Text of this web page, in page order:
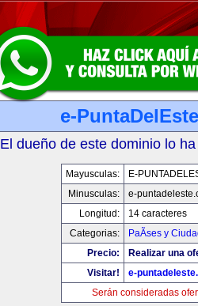
e-
El dueño de este dominio lo
Mayusculas:
E-
Minusculas:
e-
Longitud:
14 caracteres
Categorias:
PaÃ­ses y
Precio:
Realizar una
Visitar!
e-
Serán consideradas